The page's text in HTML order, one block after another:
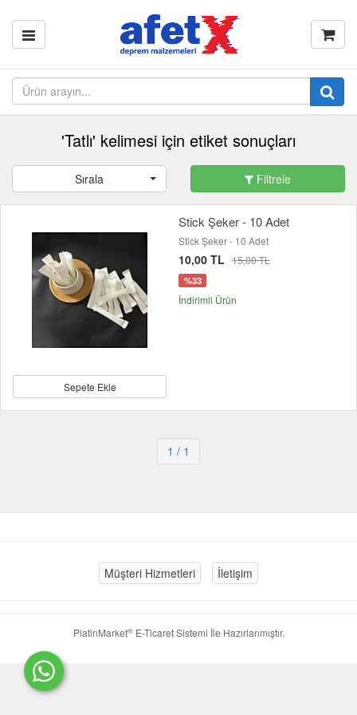
'Tatlı' kelimesi için etiket sonuçları
Sırala Filtrele
Sepete Ekle
Stick Şeker - 10 Adet
Stick Şeker - 10 Adet
10,00 TL 15,00 TL
%33
İndirimli Ürün
1 / 1
Müşteri Hizmetleri İletişim
PlatinMarket®E-Ticaret Sistemi İle Hazırlanmıştır.